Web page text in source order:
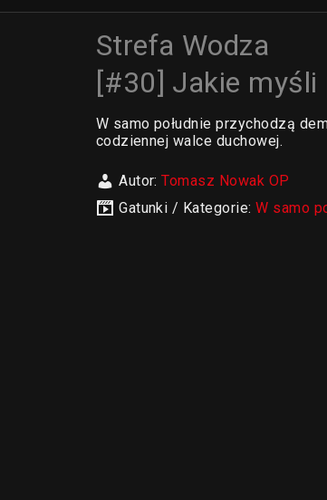
Strefa Wodza
[#30] Jakie myśli
W samo południe przychodzą
codziennej walce duchowej.
Autor:Tomasz Nowak OP
Gatunki / Kategorie:W samo